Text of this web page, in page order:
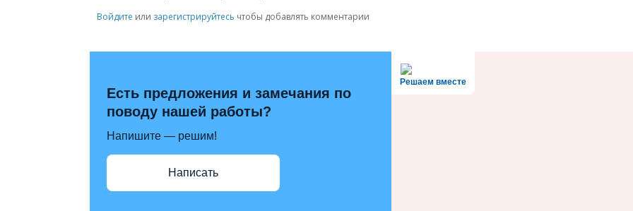
Войдите или зарегистрируйтесь чтобы добавлять комментарии
Решаем вместе
Есть предложения и замечания по
поводу нашей работы?
Напишите — решим!
Написать